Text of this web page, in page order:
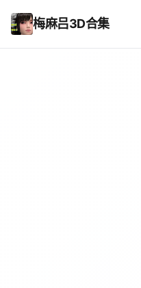
梅麻吕3D合集